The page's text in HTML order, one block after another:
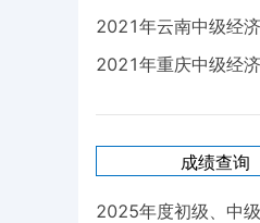
2021年云南中级经
2021年重庆中级经
成绩查询
2025年度初级、中